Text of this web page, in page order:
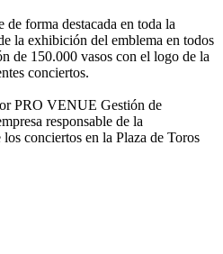
de forma destacada en toda la
la exhibición del emblema en todos
de 150.000 vasos con el logo de la
conciertos.
PRO VENUE Gestión de
responsable de la
conciertos en la Plaza de Toros